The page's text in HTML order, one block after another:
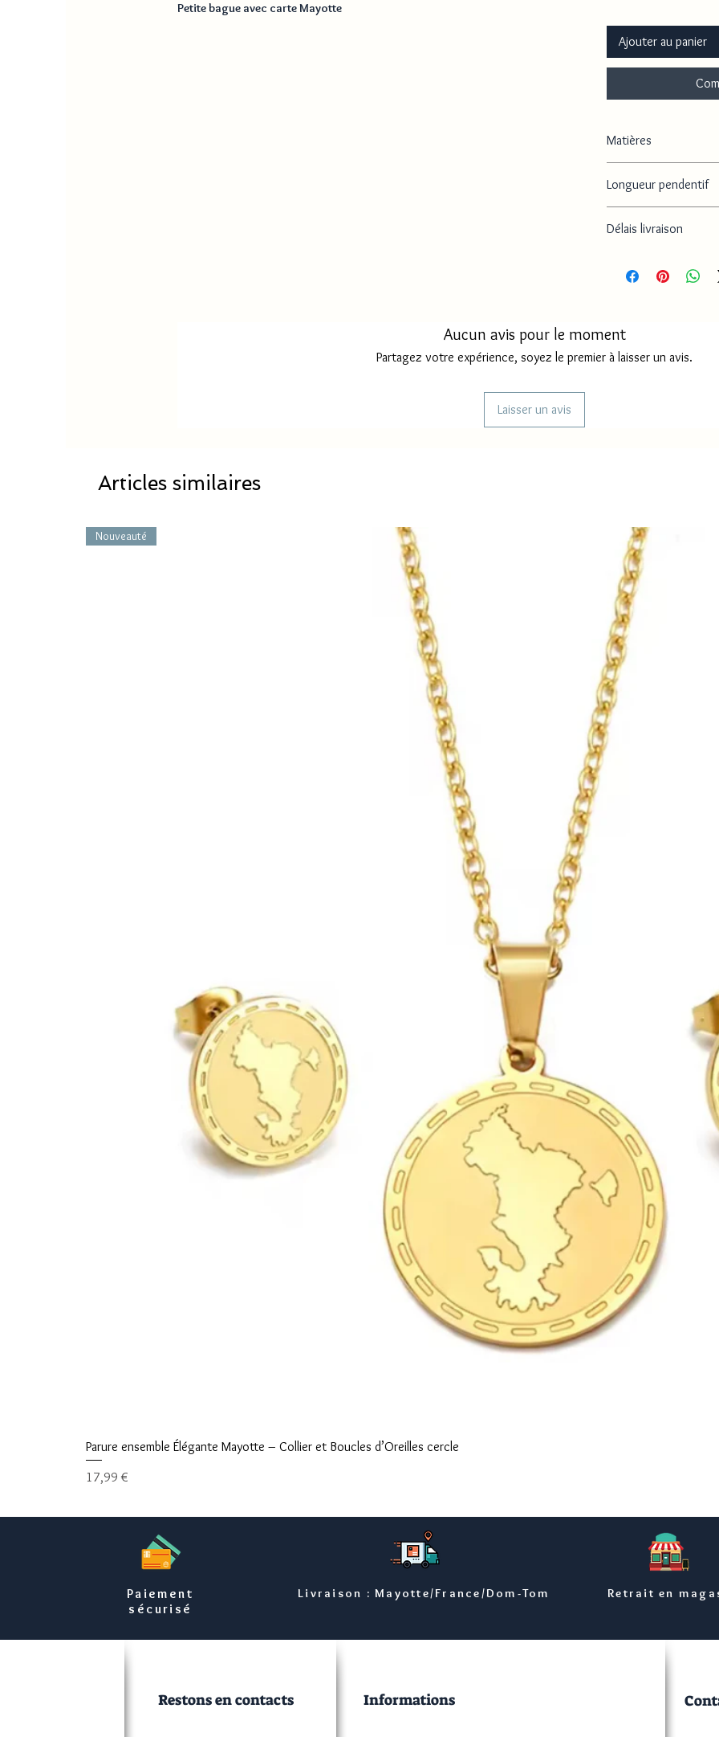
Petite bague avec carte Mayotte
Ajouter au panier
Matières
Longueur pendentif
Délais livraison
Délai de traitement
Délai livraison
Aucun avis pour le moment
Partagez votre expérience, soyez le premier à laisser un avis.
Laisser un avis
Articles similaires
Nouveauté
Parure ensemble Élégante Mayotte – Collier et Boucles d’Oreilles cercle
Prix
17,99 €
Paiement
sécurisé
Livraison : Mayotte/France/Dom-Tom Retrait en
Restons en contacts Informations